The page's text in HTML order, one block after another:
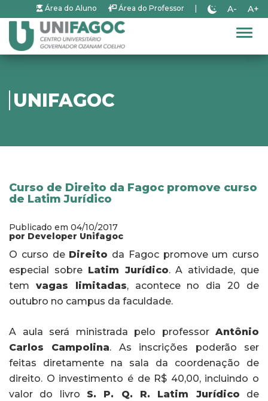
Área do Aluno Área do Professor A- A+
UNIFAGOC
Curso de Direito da Fagoc promove curso
de Latim Jurídico
Publicado em 04/10/2017
por Developer Unifagoc
O curso de Direito da Fagoc promove um curso
especial sobre Latim Jurídico. A atividade, que
tem vagas limitadas, acontece no dia 20 de
outubro no campus da faculdade.
A aula será ministrada pelo professor Antônio
Carlos Campolina. As inscrições poderão ser
feitas diretamente na sala da coordenação de
direito. O investimento é de R$ 40,00, incluindo o
valor do livro S. P. Q. R. Latim Jurídico de